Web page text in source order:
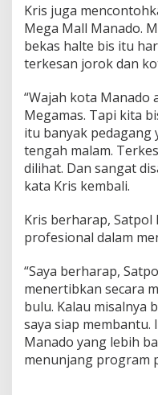
Kris juga
Mega Mall Manado.
bekas halte bis itu
terkesan jorok dan
“Wajah kota Manado
Megamas. Tapi kita
itu banyak pedagang
tengah malam.
dilihat. Dan sangat
kata Kris kembali.
Kris berharap, Satpol
profesional dalam
“Saya berharap,
menertibkan secara
bulu. Kalau misalnya
saya siap membantu.
Manado yang lebih
menunjang program